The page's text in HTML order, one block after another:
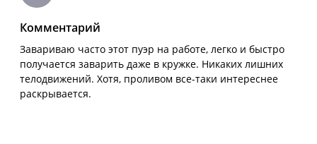
Комментарий
Завариваю часто этот пуэр на работе, легко и быстро
получается заварить даже в кружке. Никаких лишних
телодвижений. Хотя, проливом все-таки интереснее
раскрывается.